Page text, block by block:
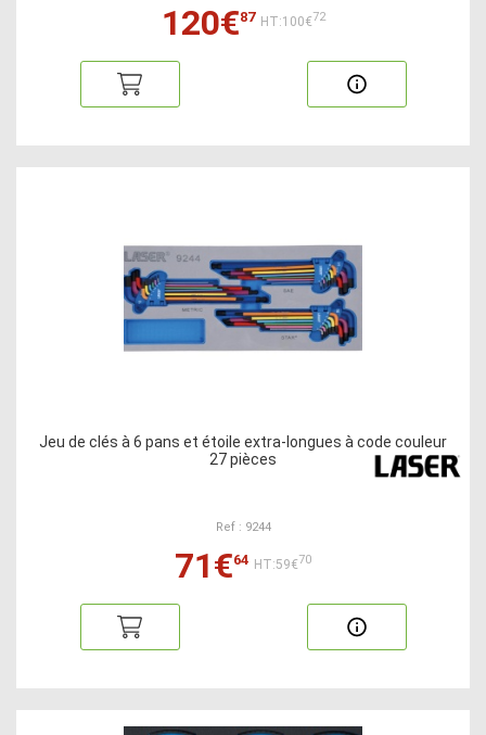
120€87 HT:100€72
Jeu de clés à 6 pans et étoile extra-longues à code couleur
27 pièces
Ref : 9244
71€64 HT:59€70